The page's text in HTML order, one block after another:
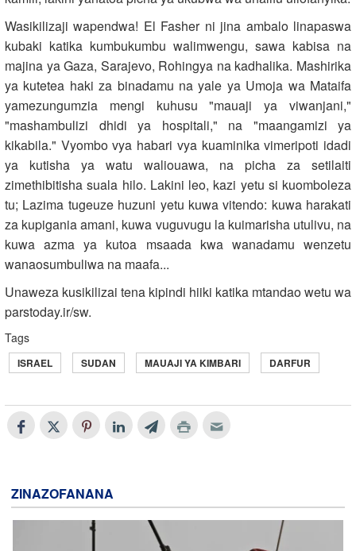
Wasikilizaji wapendwa! El Fasher ni jina ambalo linapaswa
kubaki katika kumbukumbu walimwengu, sawa kabisa na
majina ya Gaza, Sarajevo, Rohingya na kadhalika. Mashirika
ya kutetea haki za binadamu na yale ya Umoja wa Mataifa
yamezungumzia mengi kuhusu "mauaji ya viwanjani,"
"mashambulizi dhidi ya hospitali," na "maangamizi ya
kikabila." Vyombo vya habari vya kuaminika vimeripoti idadi
ya kutisha ya watu waliouawa, na picha za setilaiti
zimethibitisha suala hilo. Lakini leo, kazi yetu si kuomboleza
tu; Lazima tugeuze huzuni yetu kuwa vitendo: kuwa harakati
za kupigania amani, kuwa vuguvugu la kuimarisha utulivu, na
kuwa azma ya kutoa msaada kwa wanadamu wenzetu
wanaosumbuliwa na maafa...
Unaweza kusikilizai tena kipindi hiiki katika mtandao wetu wa
parstoday.ir/sw.
Tags
ISRAEL SUDAN MAUAJI YA KIMBARI DARFUR
ZINAZOFANANA